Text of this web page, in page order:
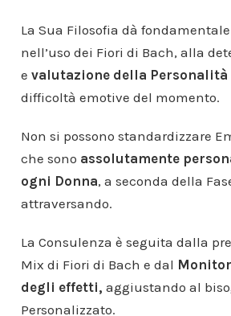
La Sua Filosofia dà
nell’uso dei Fiori di Bach, alla
e valutazione della Personalità
difficoltà emotive del momento.
Non si possono standardizzare
che sono assolutamente
ogni Donna, a seconda della
attraversando.
La Consulenza è seguita dalla
Mix di Fiori di Bach e dal
degli effetti, aggiustando al
Personalizzato.